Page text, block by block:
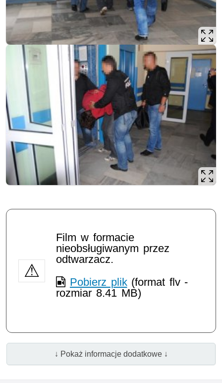
Film w formacie
nieobsługiwanym przez
odtwarzacz.
Pobierz plik(format flv -
rozmiar 8.41 MB)
↓ Pokaż informacje dodatkowe ↓